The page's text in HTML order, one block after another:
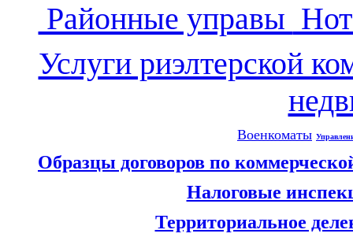
Районные управы
Услуги риэлтерской
Военкоматы
Образцы договоров по
Налоговые
Территориальное